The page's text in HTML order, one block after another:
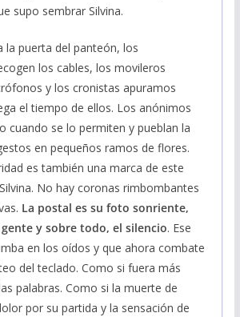
supo sembrar Silvina.
la puerta del panteón, los
los cables, los movileros
y los cronistas apuramos
el tiempo de ellos. Los anónimos
cuando se lo permiten y pueblan la
en pequeños ramos de flores.
es también una marca de este
No hay coronas rimbombantes
La postal es su foto sonriente,
y sobre todo, el silencio. Ese
en los oídos y que ahora combate
del teclado. Como si fuera más
palabras. Como si la muerte de
por su partida y la sensación de